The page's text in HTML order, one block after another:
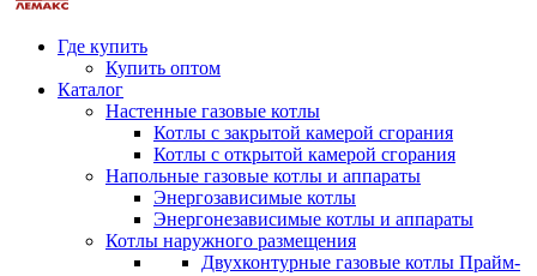
Где купить
Купить оптом
Каталог
Настенные газовые котлы
Котлы с закрытой камерой сгорания
Котлы с открытой камерой сгорания
Напольные газовые котлы и аппараты
Энергозависимые котлы
Энергонезависимые котлы и аппараты
Котлы наружного размещения
Двухконтурные газовые котлы Прайм-